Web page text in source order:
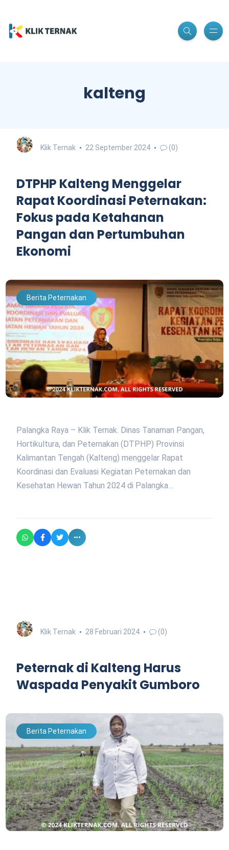
kalteng
Klik Ternak 22 September 2024 (0)
DTPHP Kalteng Menggelar
Rapat Koordinasi Peternakan:
Fokus pada Ketahanan
Pangan dan Pertumbuhan
Ekonomi
Berita Peternakan
Palangka Raya – Klik Ternak. Dinas Tanaman Pangan,
Hortikultura, dan Peternakan (DTPHP) Provinsi
Kalimantan Tengah (Kalteng) menggelar Rapat
Koordinasi dan Evaluasi Kegiatan Peternakan dan
Kesehatan Hewan Tahun 2024 di Palangka…
Klik Ternak 28 Februari 2024 (0)
Peternak di Kalteng Harus
Waspada Penyakit Gumboro
Berita Peternakan